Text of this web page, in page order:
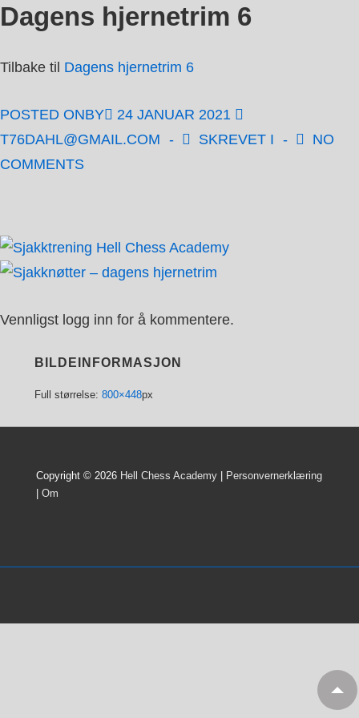
↓
til
Dagens hjernetrim 6
Tilbake til Dagens hjernetrim 6
POSTED ONBY
24 JANUAR 2021
T76DAHL@GMAIL.COM
SKREVET I
NO
COMMENTS
Vennligst logg inn for å kommentere.
BILDEINFORMASJON
Full størrelse: 800×448px
Copyright © 2026 Hell Chess Academy | Personvernerklæring
| Om